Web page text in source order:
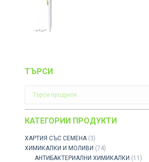
ТЪРСИ
КАТЕГОРИИ ПРОДУКТИ
ХАРТИЯ СЪС СЕМЕНА (3)
ХИМИКАЛКИ И МОЛИВИ (74)
АНТИБАКТЕРИАЛНИ ХИМИКАЛКИ (11)